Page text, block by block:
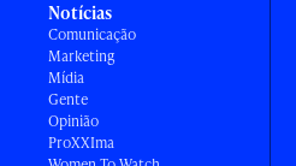
Notícias
Comunicação
Marketing
Mídia
Gente
Opinião
ProXXIma